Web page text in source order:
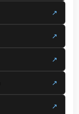
↗
↗
↗
↗
↗